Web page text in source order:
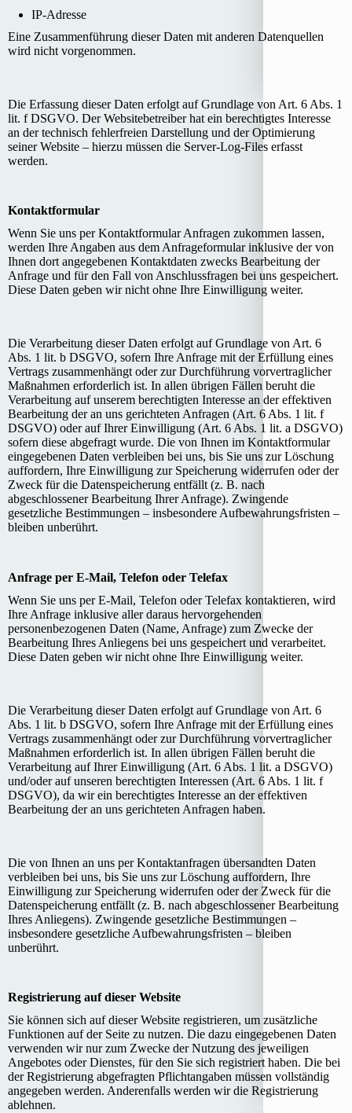
IP-Adresse
Eine Zusammenführung dieser Daten mit anderen Datenquellen
wird nicht vorgenommen.
Die Erfassung dieser Daten erfolgt auf Grundlage von Art. 6 Abs. 1
lit. f DSGVO. Der Websitebetreiber hat ein berechtigtes Interesse
an der technisch fehlerfreien Darstellung und der Optimierung
seiner Website – hierzu müssen die Server-Log-Files erfasst
werden.
Kontaktformular
Wenn Sie uns per Kontaktformular Anfragen zukommen lassen,
werden Ihre Angaben aus dem Anfrageformular inklusive der von
Ihnen dort angegebenen Kontaktdaten zwecks Bearbeitung der
Anfrage und für den Fall von Anschlussfragen bei uns gespeichert.
Diese Daten geben wir nicht ohne Ihre Einwilligung weiter.
Die Verarbeitung dieser Daten erfolgt auf Grundlage von Art. 6
Abs. 1 lit. b DSGVO, sofern Ihre Anfrage mit der Erfüllung eines
Vertrags zusammenhängt oder zur Durchführung vorvertraglicher
Maßnahmen erforderlich ist. In allen übrigen Fällen beruht die
Verarbeitung auf unserem berechtigten Interesse an der effektiven
Bearbeitung der an uns gerichteten Anfragen (Art. 6 Abs. 1 lit. f
DSGVO) oder auf Ihrer Einwilligung (Art. 6 Abs. 1 lit. a DSGVO)
sofern diese abgefragt wurde. Die von Ihnen im Kontaktformular
eingegebenen Daten verbleiben bei uns, bis Sie uns zur Löschung
auffordern, Ihre Einwilligung zur Speicherung widerrufen oder der
Zweck für die Datenspeicherung entfällt (z. B. nach
abgeschlossener Bearbeitung Ihrer Anfrage). Zwingende
gesetzliche Bestimmungen – insbesondere Aufbewahrungsfristen –
bleiben unberührt.
Anfrage per E-Mail, Telefon oder Telefax
Wenn Sie uns per E-Mail, Telefon oder Telefax kontaktieren, wird
Ihre Anfrage inklusive aller daraus hervorgehenden
personenbezogenen Daten (Name, Anfrage) zum Zwecke der
Bearbeitung Ihres Anliegens bei uns gespeichert und verarbeitet.
Diese Daten geben wir nicht ohne Ihre Einwilligung weiter.
Die Verarbeitung dieser Daten erfolgt auf Grundlage von Art. 6
Abs. 1 lit. b DSGVO, sofern Ihre Anfrage mit der Erfüllung eines
Vertrags zusammenhängt oder zur Durchführung vorvertraglicher
Maßnahmen erforderlich ist. In allen übrigen Fällen beruht die
Verarbeitung auf Ihrer Einwilligung (Art. 6 Abs. 1 lit. a DSGVO)
und/oder auf unseren berechtigten Interessen (Art. 6 Abs. 1 lit. f
DSGVO), da wir ein berechtigtes Interesse an der effektiven
Bearbeitung der an uns gerichteten Anfragen haben.
Die von Ihnen an uns per Kontaktanfragen übersandten Daten
verbleiben bei uns, bis Sie uns zur Löschung auffordern, Ihre
Einwilligung zur Speicherung widerrufen oder der Zweck für die
Datenspeicherung entfällt (z. B. nach abgeschlossener Bearbeitung
Ihres Anliegens). Zwingende gesetzliche Bestimmungen –
insbesondere gesetzliche Aufbewahrungsfristen – bleiben
unberührt.
Registrierung auf dieser Website
Sie können sich auf dieser Website registrieren, um zusätzliche
Funktionen auf der Seite zu nutzen. Die dazu eingegebenen Daten
verwenden wir nur zum Zwecke der Nutzung des jeweiligen
Angebotes oder Dienstes, für den Sie sich registriert haben. Die bei
der Registrierung abgefragten Pflichtangaben müssen vollständig
angegeben werden. Anderenfalls werden wir die Registrierung
ablehnen.